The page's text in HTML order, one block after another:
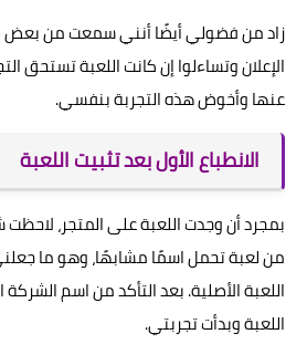
زاد من فضولي أيضًا أنني سمعت من بعض
الإعلان وتساءلوا إن كانت اللعبة تستحق
عنها وأخوض هذه التجربة بنفسي.
الانطباع الأول بعد تثبيت اللعبة
بمجرد أن وجدت اللعبة على المتجر، لاحظت
من لعبة تحمل اسمًا مشابهًا، وهو ما
اللعبة الأصلية. بعد التأكد من اسم
اللعبة وبدأت تجربتي.